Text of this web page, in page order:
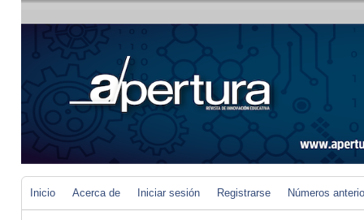
Inicio Acerca de Iniciar sesión Registrarse Números